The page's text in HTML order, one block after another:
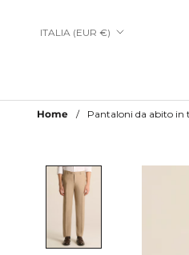
Paese/Area
ITALIA (EUR €)
Home Pantaloni da abito in